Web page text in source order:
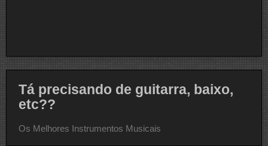
Tá precisando de guitarra, baixo,
etc??
Os Melhores Instrumentos Musicais